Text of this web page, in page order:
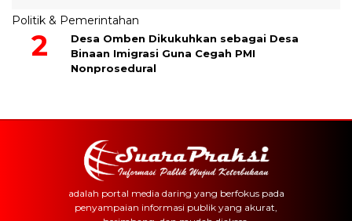
Politik & Pemerintahan
Desa Omben Dikukuhkan sebagai Desa
Binaan Imigrasi Guna Cegah PMI
Nonprosedural
adalah portal media daring yang berfokus pada
penyampaian informasi publik yang akurat,